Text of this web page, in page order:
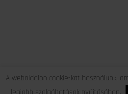
A weboldalon cookie-kat használunk,